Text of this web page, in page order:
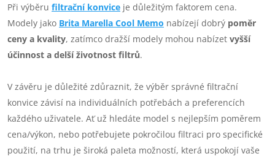
Při výběru filtrační konvice je důležitým faktorem cena.
Modely jako Brita Marella Cool Memo nabízejí dobrý poměr
ceny a kvality, zatímco dražší modely mohou nabízet vyšší
účinnost a delší životnost filtrů.
V závěru je důležité zdůraznit, že výběr správné filtrační
konvice závisí na individuálních potřebách a preferencích
každého uživatele. Ať už hledáte model s nejlepším poměrem
cena/výkon, nebo potřebujete pokročilou filtraci pro specifické
použití, na trhu je široká paleta možností, která uspokojí vaše